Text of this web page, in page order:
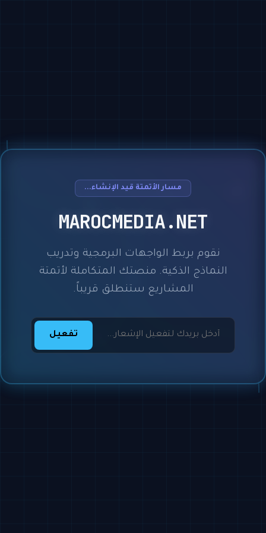
مسار الأتمتة قيد الإنشاء...
MAROCMEDIA.NET
نقوم بربط الواجهات البرمجية وتدريب
النماذج الذكية. منصتك المتكاملة لأتمتة
المشاريع ستنطلق قريباً.
تفعيل